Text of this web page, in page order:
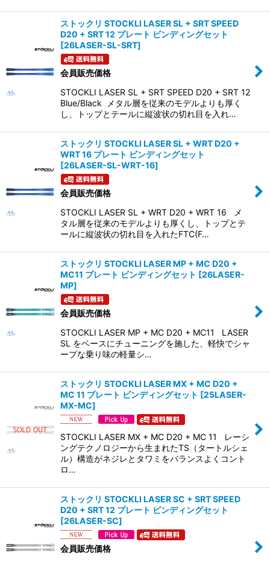
ストックリ STOCKLI LASER SL + SRT SPEED
D20 + SRT 12 プレート ビンディングセット
[26LASER-SL-SRT]
会員販売価格
STOCKLI LASER SL + SRT SPEED D20 + SRT 12
Blue/Black メタル層を従来のモデルよりも厚く
し、トップとテールに縦波状の切れ目を入れ…
ストックリ STOCKLI LASER SL + WRT D20 +
WRT 16 プレート ビンディングセット
[26LASER-SL-WRT-16]
会員販売価格
STOCKLI LASER SL + WRT D20 + WRT 16 メ
タル層を従来のモデルよりも厚くし、トップとテ
ールに縦波状の切れ目を入れたFTC(F…
ストックリ STOCKLI LASER MP + MC D20 +
MC11 プレート ビンディングセット [26LASER-
MP]
会員販売価格
STOCKLI LASER MP + MC D20 + MC11 LASER
SL をベースにチューニングを施した、軽快でシャ
ープな乗り味の軽量シ…
ストックリ STOCKLI LASER MX + MC D20 +
MC 11 プレート ビンディングセット [25LASER-
MX-MC]
STOCKLI LASER MX + MC D20 + MC 11 レーシ
ングテクノロジーから生まれたTS（タートルシェ
ル）構造がネジレとタワミをバランスよくコント
ロ…
ストックリ STOCKLI LASER SC + SRT SPEED
D20 + SRT 12 プレート ビンディングセット
[26LASER-SC]
会員販売価格